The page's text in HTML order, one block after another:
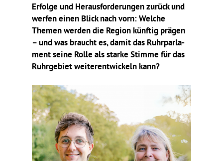
Erfolge und Heraus­for­de­rungen zurück und
werfen einen Blick nach vorn: Welche
Themen werden die Region künftig prägen
– und was braucht es, damit das Ruhr­par­la­
ment seine Rolle als starke Stimme für das
Ruhr­ge­biet weiter­ent­wi­ckeln kann?